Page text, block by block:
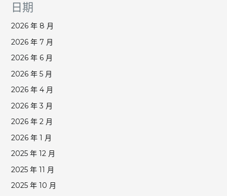
日期
2026 年 8 月
2026 年 7 月
2026 年 6 月
2026 年 5 月
2026 年 4 月
2026 年 3 月
2026 年 2 月
2026 年 1 月
2025 年 12 月
2025 年 11 月
2025 年 10 月